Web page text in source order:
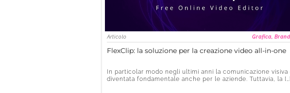
Articolo Grafica,
FlexClip: la soluzione per la creazione video all-in-one
In particolar modo negli ultimi anni la comunicazione visiva
diventata fondamentale anche per le aziende. Tuttavia, la […]